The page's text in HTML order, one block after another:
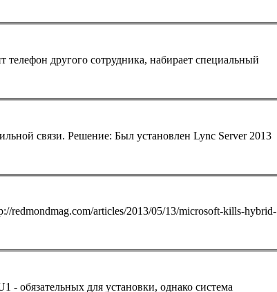
телефон другого сотрудника, набирает специальный
... звонки через различных SIP операторов по выгодным тарифам. Сократить использование мобильной связи. Решение: Был установлен LyncServer 2013
redmondmag.com/articles/2013/05/13/microsoft-kills-hybrid-
- обязательных для установки, однако система